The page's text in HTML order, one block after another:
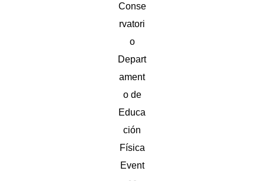
Conse
rvatori
o
Depart
ament
o de
Educa
ción
Física
Event